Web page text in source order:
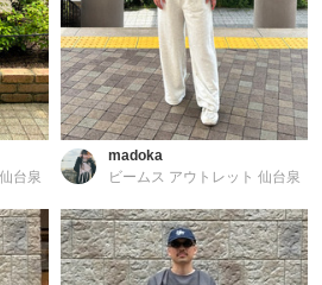
台泉
madoka
ビームス アウトレット 仙台泉